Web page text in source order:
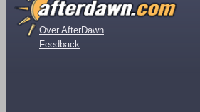
Over AfterDawn
Feedback